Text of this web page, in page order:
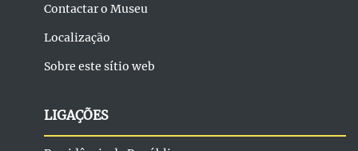
Contactar o Museu
Localização
Sobre este sítio web
LIGAÇÕES